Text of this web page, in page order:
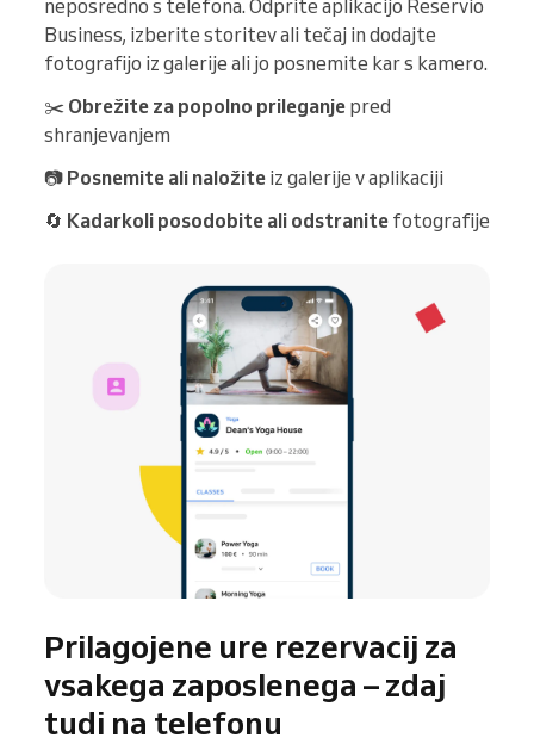
neposredno s telefona. Odprite aplikacijo Reservio
Business, izberite storitev ali tečaj in dodajte
fotografijo iz galerije ali jo posnemite kar s kamero.
✂️ Obrežite za popolno prileganje pred
shranjevanjem
📷 Posnemite ali naložite iz galerije v aplikaciji
🔄 Kadarkoli posodobite ali odstranite fotografije
Prilagojene ure rezervacij za
vsakega zaposlenega – zdaj
tudi na telefonu